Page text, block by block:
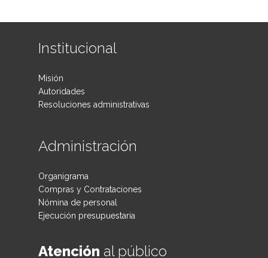
Institucional
Misión
Autoridades
Resoluciones administrativas
Administración
Organigrama
Compras y Contrataciones
Nómina de personal
Ejecución presupuestaria
Atención al público